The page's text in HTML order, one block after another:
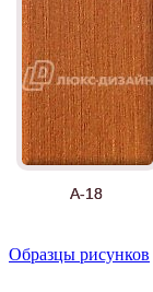
А-18
Образцы рисунков